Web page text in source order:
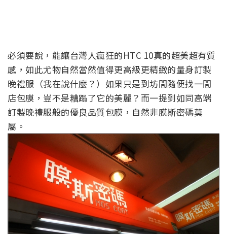
必須要說，能讓台灣人瘋狂的HTC 10真的超美超有質
感，如此尤物自然當然值得更高級更精緻的量身訂製
晚禮服（我在說什麼？）如果只是到坊間隨便找一間
店包膜，豈不是糟蹋了它的美麗？而一提到如同高端
訂製晚禮服般的優良品質包膜，自然非膜斯密碼莫
屬。